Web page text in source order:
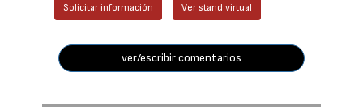
Solicitar información Ver stand virtual
ver/escribir comentarios